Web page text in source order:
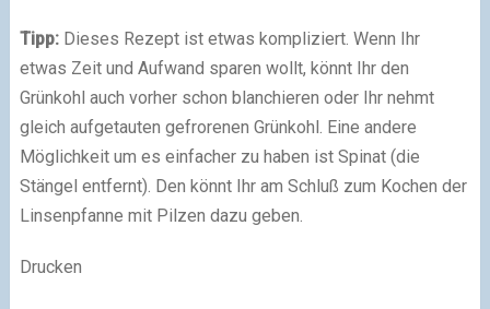
Tipp: Dieses Rezept ist etwas kompliziert. Wenn Ihr
etwas Zeit und Aufwand sparen wollt, könnt Ihr den
Grünkohl auch vorher schon blanchieren oder Ihr nehmt
gleich aufgetauten gefrorenen Grünkohl. Eine andere
Möglichkeit um es einfacher zu haben ist Spinat (die
Stängel entfernt). Den könnt Ihr am Schluß zum Kochen der
Linsenpfanne mit Pilzen dazu geben.
Drucken